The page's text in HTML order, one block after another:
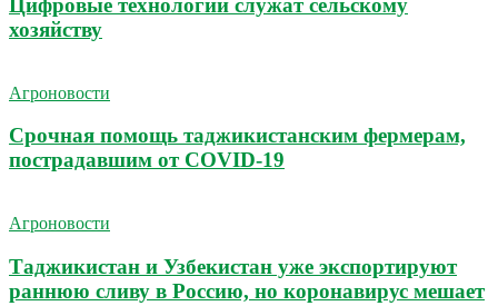
Цифровые технологии служат сельскому
хозяйству
Агроновости
Срочная помощь таджикистанским фермерам,
пострадавшим от COVID-19
Агроновости
Таджикистан и Узбекистан уже экспортируют
раннюю сливу в Россию, но коронавирус мешает